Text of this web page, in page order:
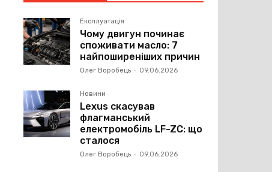
Експлуатація
Чому двигун починає
споживати масло: 7
найпоширеніших причин
Олег Воробець - 09.06.2026
Новини
Lexus скасував
флагманський
електромобіль LF-ZC: що
сталося
Олег Воробець - 09.06.2026